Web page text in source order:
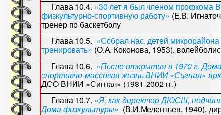
Глава 10.4. «30 лет я был членом профкома
физкультурно-спортивную работу» (Е.В.
тренер по баскетболу
Глава 10.5. «Собрал нас, детей
тренировать» (О.А. Коконова, 1953),
Глава 10.6. «После открытия в 1970 г.
спортивно-массовая жизнь ВНИИ «Сигнал»
ДСО ВНИИ «Сигнал» (1981-2002 гг.)
Глава 10.7. «Я, как директор ДЮСШ,
Дома физкультуры» (В.И.Мелентьев, 1940),